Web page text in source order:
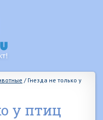
/ Гнезда не только у
у птиц